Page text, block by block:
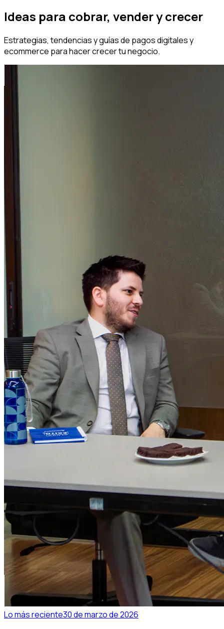
Ideas para cobrar, vender y crecer
Estrategias, tendencias y guías de pagos digitales y
ecommerce para hacer crecer tu negocio.
Lo más reciente30 de marzo de 2026